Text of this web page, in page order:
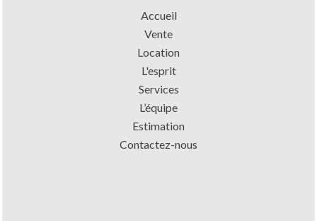
Accueil
Vente
Location
L'esprit
Services
L’équipe
Estimation
Contactez-nous